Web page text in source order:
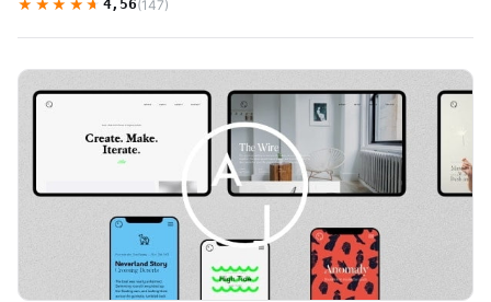
★★★★★
★★★★★ 4,56(147)